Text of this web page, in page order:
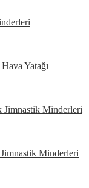
Yatağı
Jimnastik Minderleri
Minderleri